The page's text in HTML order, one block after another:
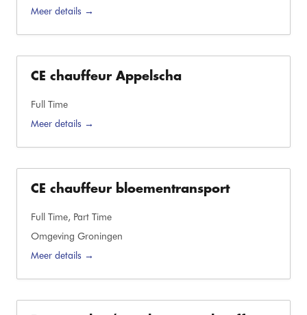
Meer details
CE chauffeur Appelscha
Full Time
Meer details
CE chauffeur bloementransport
Full Time Part Time
Omgeving Groningen
Meer details